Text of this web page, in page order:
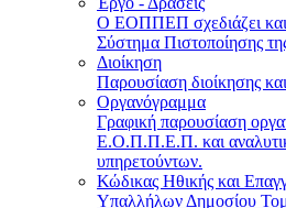
Ο ΕΟΠΠΕΠ σχεδιάζει και
Σύστημα Πιστοποίησης
Διοίκηση
Παρουσίαση διοίκησης
Οργανόγραμμα
Γραφική παρουσίαση
Ε.Ο.Π.Π.Ε.Π. και
υπηρετούντων.
Κώδικας Ηθικής και
Υπαλλήλων Δημοσίου